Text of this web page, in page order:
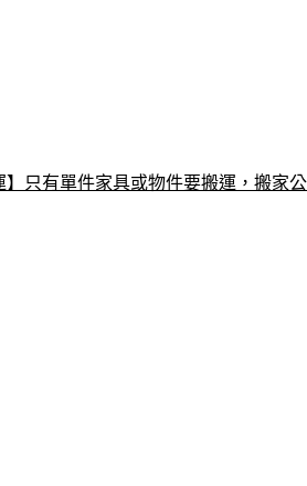
】只有單件家具或物件要搬運，搬家公